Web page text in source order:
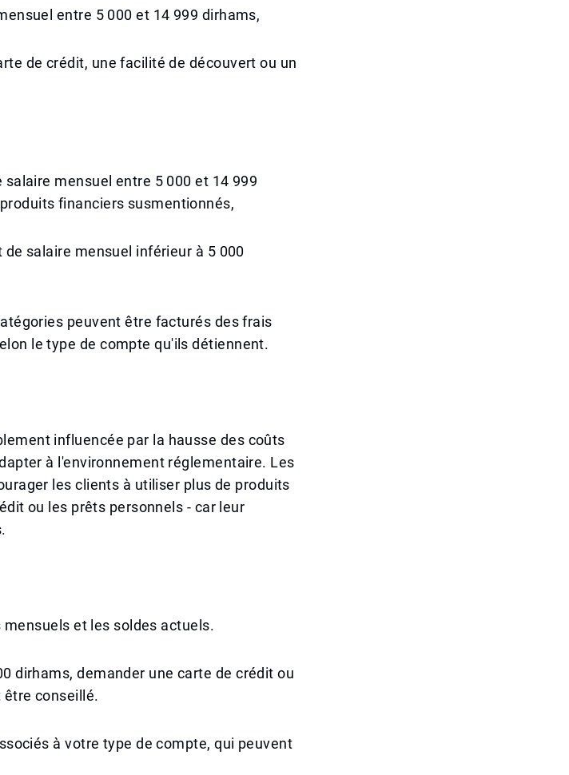
entre 5 000 et 14 999 dirhams,
de crédit, une facilité de découvert ou un
mensuel entre 5 000 et 14 999
financiers susmentionnés,
salaire mensuel inférieur à 5 000
peuvent être facturés des frais
le type de compte qu'ils détiennent.
influencée par la hausse des coûts
à l'environnement réglementaire. Les
les clients à utiliser plus de produits
ou les prêts personnels - car leur
et les soldes actuels.
dirhams, demander une carte de crédit ou
conseillé.
à votre type de compte, qui peuvent